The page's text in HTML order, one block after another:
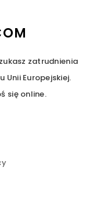
zatrudnienia
Unii Europejskiej.
się online.